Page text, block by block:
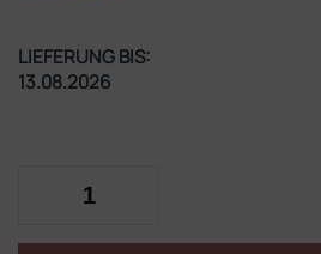
LIEFERUNG BIS:
13.08.2026